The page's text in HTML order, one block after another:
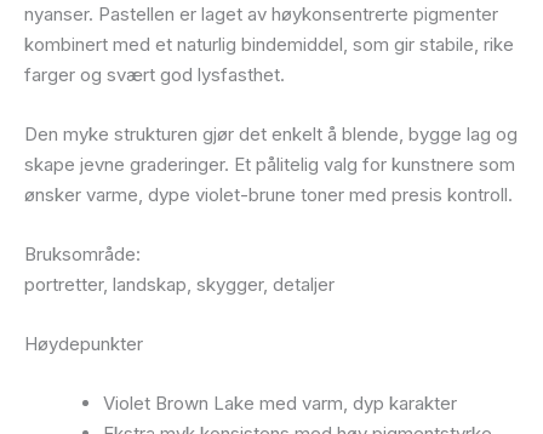
nyanser. Pastellen er laget av høykonsentrerte pigmenter
kombinert med et naturlig bindemiddel, som gir stabile, rike
farger og svært god lysfasthet.
Den myke strukturen gjør det enkelt å blende, bygge lag og
skape jevne graderinger. Et pålitelig valg for kunstnere som
ønsker varme, dype violet-brune toner med presis kontroll.
Bruksområde:
portretter, landskap, skygger, detaljer
Høydepunkter
Violet Brown Lake med varm, dyp karakter